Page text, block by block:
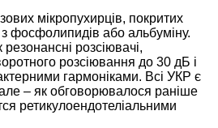
мікропухирців, покритих
фосфолипидів або альбуміну.
резонансні розсіювачі,
розсіювання до 30 дБ і
гармоніками. Всі УКР є
– як обговорювалося раніше
ретикулоендотеліальними